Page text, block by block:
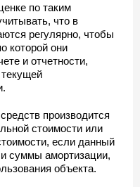
по таким
что в
регулярно, чтобы
которой они
и отчетности,
производится
стоимости или
если данный
суммы амортизации,
объекта.